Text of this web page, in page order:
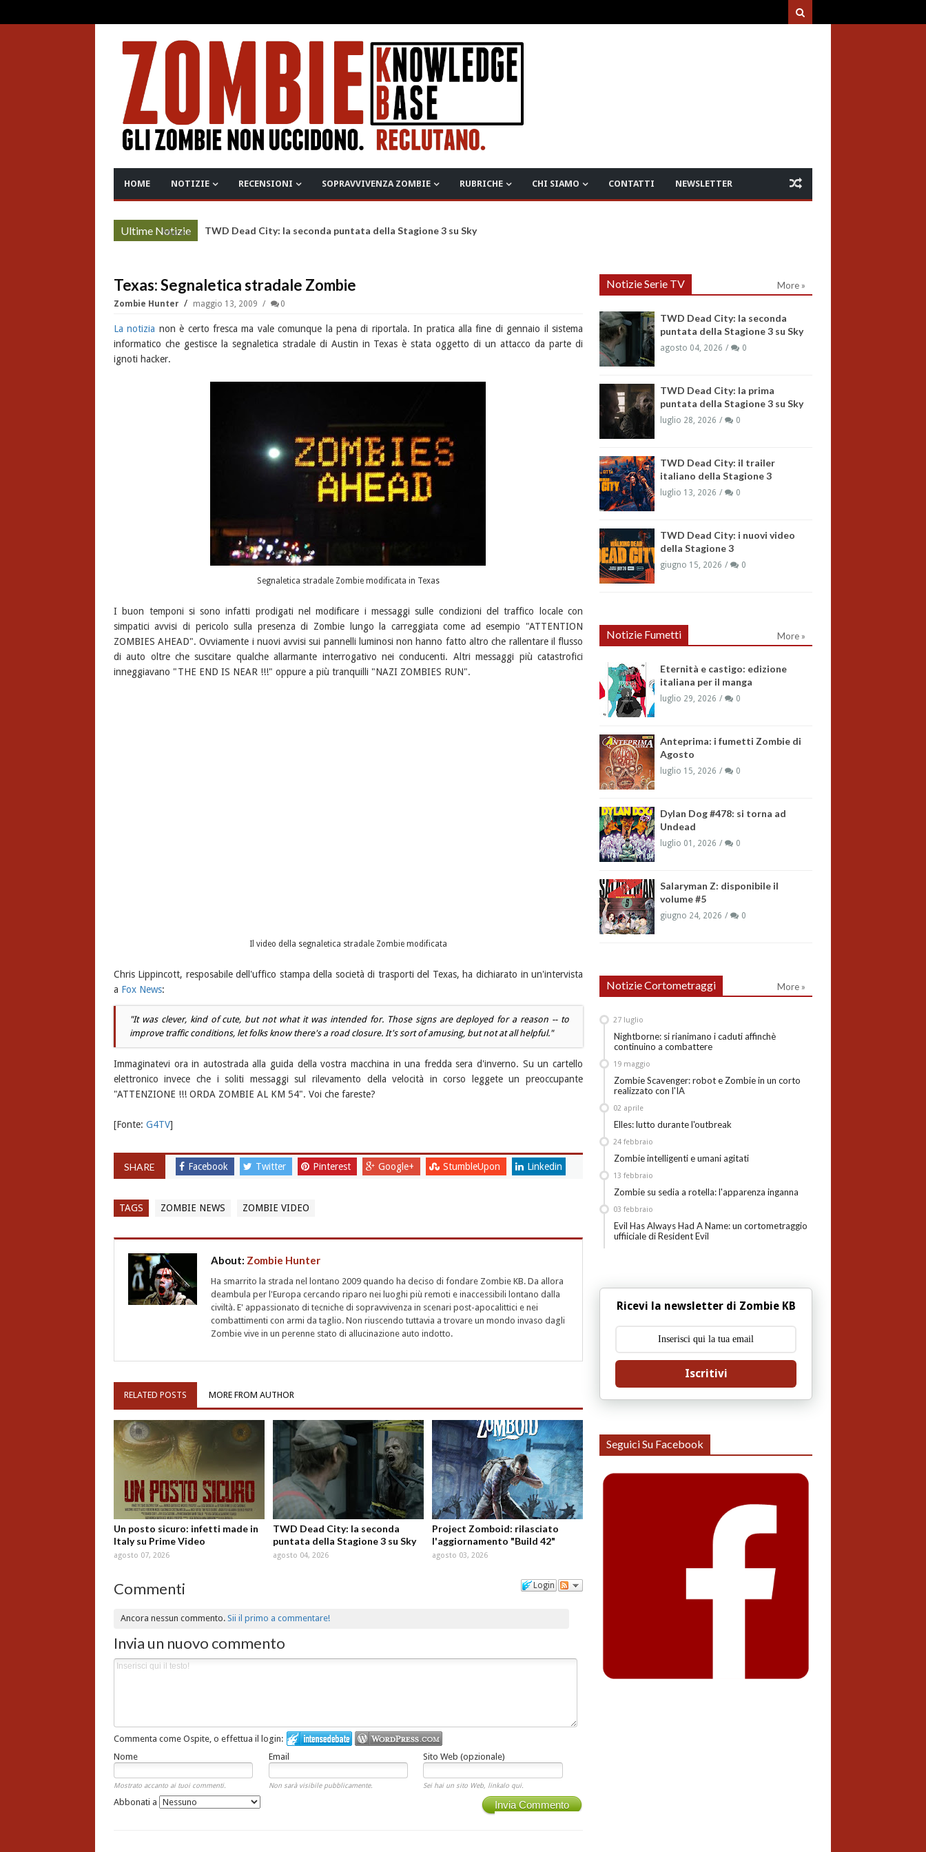
HOME NOTIZIE RECENSIONI SOPRAVVIVENZA ZOMBIE RUBRICHE CHI SIAMO CONTATTI NEWSLETTER
Ultime Notizie
More » TWD Dead City: la seconda puntata della Stagione 3 su Sky
Texas: Segnaletica stradale Zombie
Zombie Hunter maggio 13, 2009 0
La notizia non è certo fresca ma vale comunque la pena di riportala. In pratica alla fine di gennaio il sistema
informatico che gestisce la segnaletica stradale di Austin in Texas è stata oggetto di un attacco da parte di
ignoti hacker.
Segnaletica stradale Zombie modificata in Texas
I buon temponi si sono infatti prodigati nel modificare i messaggi sulle condizioni del traffico locale con
simpatici avvisi di pericolo sulla presenza di Zombie lungo la carreggiata come ad esempio "ATTENTION
ZOMBIES AHEAD". Ovviamente i nuovi avvisi sui pannelli luminosi non hanno fatto altro che rallentare il flusso
di auto oltre che suscitare qualche allarmante interrogativo nei conducenti. Altri messaggi più catastrofici
inneggiavano "THE END IS NEAR !!!" oppure a più tranquilli "NAZI ZOMBIES RUN".
Il video della segnaletica stradale Zombie modificata
Chris Lippincott, resposabile dell'uffico stampa della società di trasporti del Texas, ha dichiarato in un'intervista
a Fox News:
"It was clever, kind of cute, but not what it was intended for. Those signs are deployed for a reason -- to
improve traffic conditions, let folks know there's a road closure. It's sort of amusing, but not at all helpful."
Immaginatevi ora in autostrada alla guida della vostra macchina in una fredda sera d'inverno. Su un cartello
elettronico invece che i soliti messaggi sul rilevamento della velocità in corso leggete un preoccupante
"ATTENZIONE !!! ORDA ZOMBIE AL KM 54". Voi che fareste?
[Fonte: G4TV]
SHARE Facebook Twitter Pinterest Google+ StumbleUpon Linkedin
TAGS ZOMBIE NEWS ZOMBIE VIDEO
About: Zombie Hunter
Ha smarrito la strada nel lontano 2009 quando ha deciso di fondare Zombie KB. Da allora
deambula per l'Europa cercando riparo nei luoghi più remoti e inaccessibili lontano dalla
civiltà. E' appassionato di tecniche di sopravvivenza in scenari post-apocalittici e nei
combattimenti con armi da taglio. Non riuscendo tuttavia a trovare un mondo invaso dagli
Zombie vive in un perenne stato di allucinazione auto indotto.
RELATED POSTS MORE FROM AUTHOR
Un posto sicuro: infetti made in
Italy su Prime Video
agosto 07, 2026
TWD Dead City: la seconda
puntata della Stagione 3 su Sky
agosto 04, 2026
Project Zomboid: rilasciato
l'aggiornamento "Build 42"
agosto 03, 2026
Login
Commenti
Ancora nessun commento.Sii il primo a commentare!
Invia un nuovo commento
Commenta come Ospite, o effettua il login:
Nome
Email Sito Web (opzionale)
Mostrato accanto ai tuoi commenti. Non sarà visibile pubblicamente. Sei hai un sito Web, linkalo qui.
Invia Commento
Abbonati a
Notizie Serie TV More »
TWD Dead City: la seconda
puntata della Stagione 3 su Sky
agosto 04, 2026 0
TWD Dead City: la prima
puntata della Stagione 3 su Sky
luglio 28, 2026 0
TWD Dead City: il trailer
italiano della Stagione 3
luglio 13, 2026 0
TWD Dead City: i nuovi video
della Stagione 3
giugno 15, 2026 0
Notizie Fumetti More »
Eternità e castigo: edizione
italiana per il manga
luglio 29, 2026 0
Anteprima: i fumetti Zombie di
Agosto
luglio 15, 2026 0
Dylan Dog #478: si torna ad
Undead
luglio 01, 2026 0
Salaryman Z: disponibile il
volume #5
giugno 24, 2026 0
Notizie Cortometraggi More »
Nightborne: si rianimano i caduti affinchè
continuino a combattere
27 luglio
Zombie Scavenger: robot e Zombie in un corto
realizzato con l'IA
19 maggio
Elles: lutto durante l'outbreak
02 aprile
Zombie intelligenti e umani agitati
24 febbraio
Zombie su sedia a rotella: l'apparenza inganna
13 febbraio
Evil Has Always Had A Name: un cortometraggio
uffiiciale di Resident Evil
03 febbraio
Ricevi la newsletter di Zombie KB
Iscritivi
Seguici Su Facebook